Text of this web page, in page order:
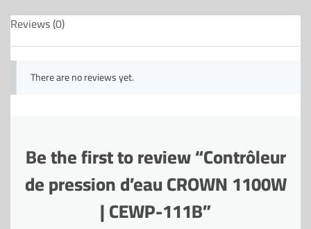
Reviews (0)
There are no reviews yet.
Be the first to review “Contrôleur
de pression d’eau CROWN 1100W
| CEWP-111B”